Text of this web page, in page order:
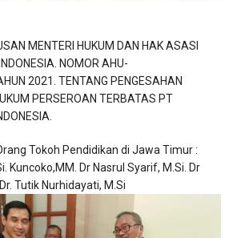
MENTERI HUKUM DAN HAK ASASI
NOMOR AHU-
2021. TENTANG PENGESAHAN
PERSEROAN TERBATAS PT
Tokoh Pendidikan di Jawa Timur :
Kuncoko,MM. Dr Nasrul Syarif, M.Si. Dr
Tutik Nurhidayati, M.Si